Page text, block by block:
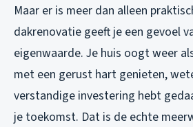
Maar er is meer dan alleen
dakrenovatie geeft je een gevoel
eigenwaarde. Je huis oogt weer
met een gerust hart genieten,
verstandige investering hebt
je toekomst. Dat is de echte